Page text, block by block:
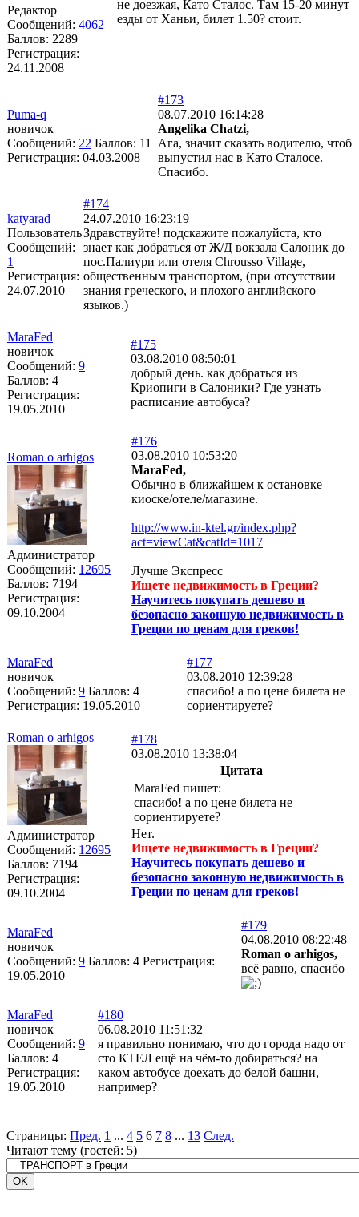
Редактор
Сообщений: 4062
Баллов: 2289
Регистрация:
24.11.2008
не доезжая, Като Сталос. Там 15-20 минут
езды от Ханьи, билет 1.50? стоит.
Puma-q
новичок
Сообщений: 22 Баллов: 11
Регистрация: 04.03.2008
#173
08.07.2010 16:14:28
Angelika Chatzi,
Ага, значит сказать водителю, чтоб
выпустил нас в Като Сталосе.
Спасибо.
katyarad
Пользователь
Сообщений:
1
Регистрация:
24.07.2010
#174
24.07.2010 16:23:19
Здравствуйте! подскажите пожалуйста, кто
знает как добраться от Ж/Д вокзала Салоник до
пос.Палиури или отеля Chrousso Village,
общественным транспортом, (при отсутствии
знания греческого, и плохого английского
языков.)
MaraFed
новичок
Сообщений: 9
Баллов: 4
Регистрация:
19.05.2010
#175
03.08.2010 08:50:01
добрый день. как добраться из
Криопиги в Салоники? Где узнать
расписание автобуса?
Roman o arhigos
Администратор
Сообщений: 12695
Баллов: 7194
Регистрация:
09.10.2004
#176
03.08.2010 10:53:20
MaraFed,
Обычно в ближайшем к остановке
киоске/отеле/магазине.
http://www.in-ktel.gr/index.php?
act=viewCat&catId=1017
Лучше Экспресс
Ищете недвижимость в Греции?
Научитесь покупать дешево и
безопасно законную недвижимость в
Греции по ценам для греков!
MaraFed
новичок
Сообщений: 9 Баллов: 4
Регистрация: 19.05.2010
#177
03.08.2010 12:39:28
спасибо! а по цене билета не
сориентируете?
Roman o arhigos
Администратор
Сообщений: 12695
Баллов: 7194
Регистрация:
09.10.2004
#178
03.08.2010 13:38:04
Цитата
MaraFed пишет:
спасибо! а по цене билета не
сориентируете?
Нет.
Ищете недвижимость в Греции?
Научитесь покупать дешево и
безопасно законную недвижимость в
Греции по ценам для греков!
MaraFed
новичок
Сообщений: 9 Баллов: 4 Регистрация:
19.05.2010
#179
04.08.2010 08:22:48
Roman o arhigos,
всё равно, спасибо
MaraFed
новичок
Сообщений: 9
Баллов: 4
Регистрация:
19.05.2010
#180
06.08.2010 11:51:32
я правильно понимаю, что до города надо от
сто КТЕЛ ещё на чём-то добираться? на
каком автобусе доехать до белой башни,
например?
Страницы: Пред. 1 ... 4 5 6 7 8 ... 13 След.
Читают тему (гостей: 5)